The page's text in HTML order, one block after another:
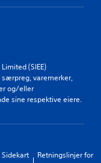
(SIEE)
varemerker,
og/eller
sine respektive eiere.
Sidekart
Retningslinjer for